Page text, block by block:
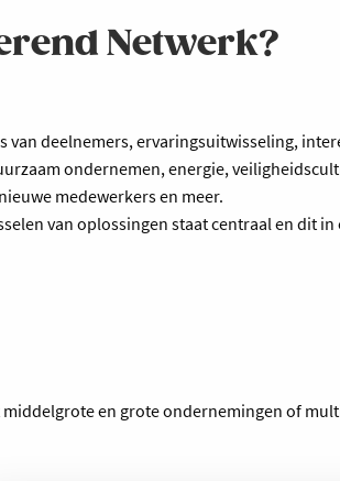
Netwerk?
van deelnemers, ervaringsuitwisseling,
ondernemen, energie,
medewerkers en meer.
van oplossingen staat centraal en dit
en grote ondernemingen of